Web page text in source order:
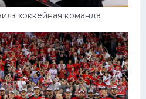
хоккейная команда